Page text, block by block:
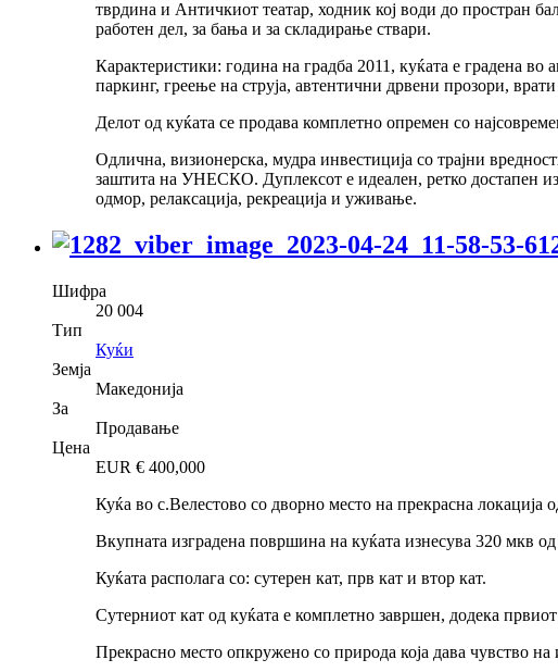
тврдина и Античкиот театар, ходник кој води до простран
работен дел, за бања и за складирање ствари.
Карактеристики: година на градба 2011, куќата е градена во
паркинг, греење на струја, автентични дрвени прозори,
Делот од куќата се продава комплетно опремен со
Одлична, визионерска, мудра инвестиција со трајни
заштита на УНЕСКО. Дуплексот е идеален, ретко достапен
одмор, релаксација, рекреација и уживање.
Шифра
20 004
Тип
Куќи
Земја
Македонија
За
Продавање
Цена
EUR € 400,000
Куќа во с.Велестово со дворно место на прекрасна локација
Вкупната изградена површина на куќата изнесува 320 мкв
Куќата располага со: сутерен кат, прв кат и втор кат.
Сутерниот кат од куќата е комплетно завршен, додека
Прекрасно место опкружено со природа која дава чувство на